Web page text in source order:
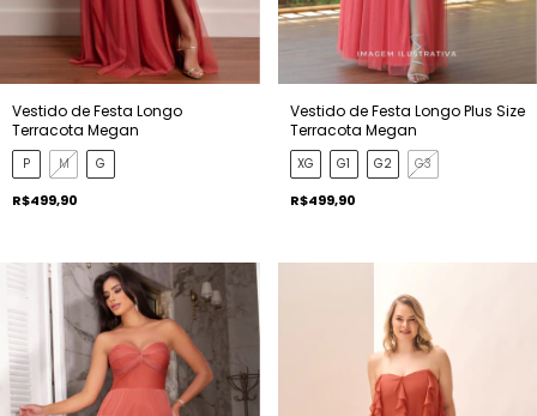
Vestido de Festa Longo
Terracota Megan
P M G
R$499,90
Vestido de Festa Longo Plus Size
Terracota Megan
XG G1 G2 G3
R$499,90